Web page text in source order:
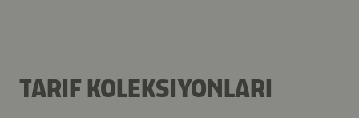
TARIF KOLEKSIYONLARI